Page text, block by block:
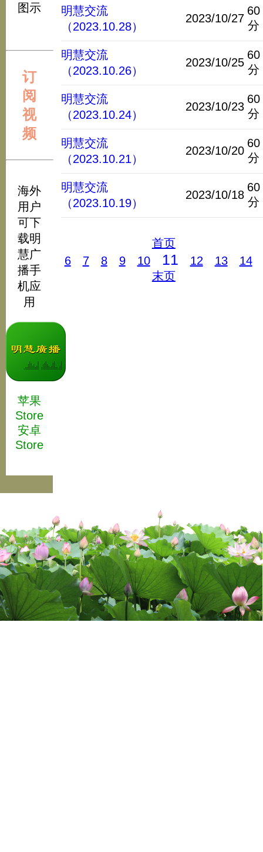
图示
订
阅
视
频
海外
用户
可下
载明
慧广
播手
机应
用
苹果
Store
安卓
Store
明慧交流
（2023.10.28）
2023/10/27
60
分
明慧交流
（2023.10.26）
2023/10/25
60
分
明慧交流
（2023.10.24）
2023/10/23
60
分
明慧交流
（2023.10.21）
2023/10/20
60
分
明慧交流
（2023.10.19）
2023/10/18
60
分
首页
6
7 8 9 10 11 12 13
14
末页